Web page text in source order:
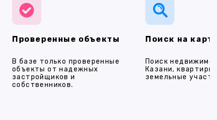
Проверенные объекты
В базе только проверенные
объекты от надежных
застройщиков и
собственников.
Поиск на
Поиск
Казани,
земельные